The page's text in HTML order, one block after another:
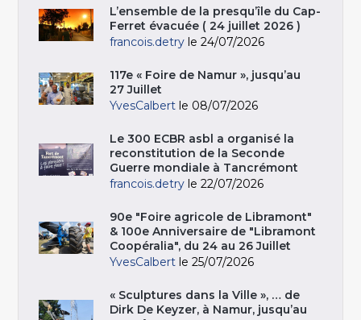
L’ensemble de la presqu’île du Cap-
Ferret évacuée ( 24 juillet 2026 )
francois.detry le 24/07/2026
117e « Foire de Namur », jusqu’au
27 Juillet
YvesCalbert le 08/07/2026
Le 300 ECBR asbl a organisé la
reconstitution de la Seconde
Guerre mondiale à Tancrémont
francois.detry le 22/07/2026
90e "Foire agricole de Libramont"
& 100e Anniversaire de "Libramont
Coopéralia", du 24 au 26 Juillet
YvesCalbert le 25/07/2026
« Sculptures dans la Ville », … de
Dirk De Keyzer, à Namur, jusqu’au